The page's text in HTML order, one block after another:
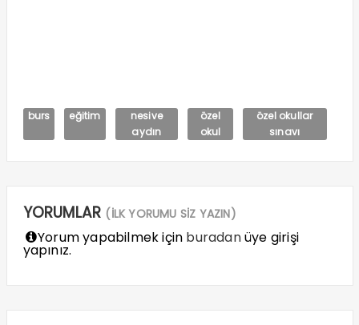
burs eğitim
nesive
aydın
özel
okul
özel okullar
sınavı
YORUMLAR (İLK YORUMU SİZ YAZIN)
Yorum yapabilmek için buradanüye girişi
yapınız.